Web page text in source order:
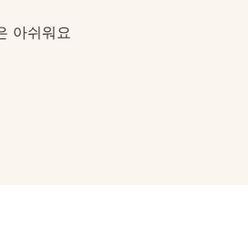
아쉬워요